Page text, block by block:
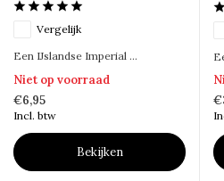
Vergelijk
Een IJslandse Imperial ...
Niet op voorraad
€6,95
Incl. btw
Bekijken